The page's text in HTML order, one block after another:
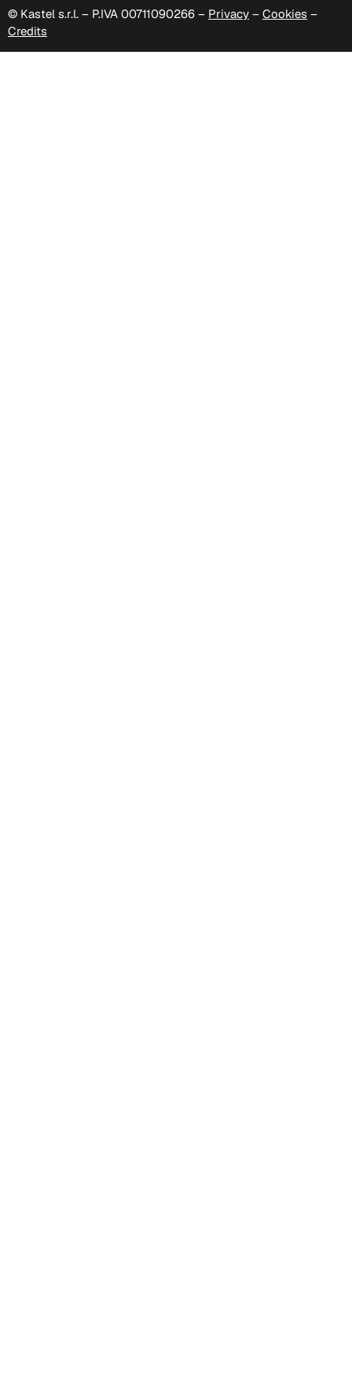
© Kastel s.r.l. – P.IVA 00711090266 – Privacy – Cookies –
Credits